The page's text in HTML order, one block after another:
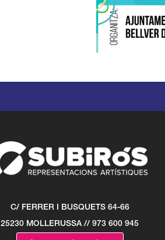
C/ FERRER I BUSQUETS 64-66
25230 MOLLERUSSA // 973 600 945